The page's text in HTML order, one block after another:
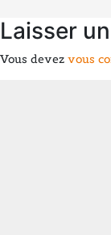
Laisser
Vous devez vous